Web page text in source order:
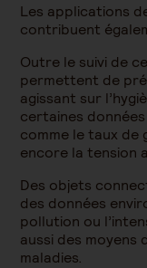
Les applications
contribuent
Outre le suivi de
permettent de
agissant sur
certaines
comme le taux de
encore la tension
Des objets
des données
pollution ou
aussi des moyens
maladies.